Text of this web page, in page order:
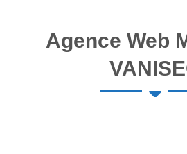
Agence Web